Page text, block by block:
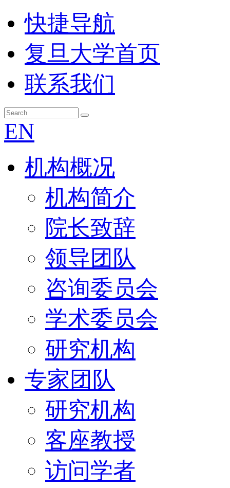
快捷导航
复旦大学首页
联系我们
EN
机构概况
机构简介
院长致辞
领导团队
咨询委员会
学术委员会
研究机构
专家团队
研究机构
客座教授
访问学者